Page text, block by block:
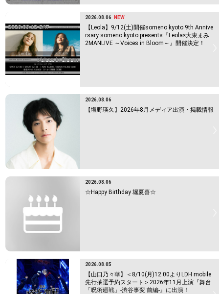
2026.08.06 NEW
【Leola】9/12(土)開催someno kyoto 9th Annive
rsary someno kyoto presents『Leola×大東まみ
2MANLIVE ～Voices in Bloom～』開催決定！
2026.08.06
【塩野瑛久】2026年8月メディア出演・掲載情報
2026.08.06
☆Happy Birthday 堀夏喜☆
2026.08.05
【山口乃々華】＜8/10(月)12:00よりLDH mobile
先行抽選予約スタート＞2026年11月上演『舞台
「呪術廻戦」-渋谷事変 前編-』に出演！